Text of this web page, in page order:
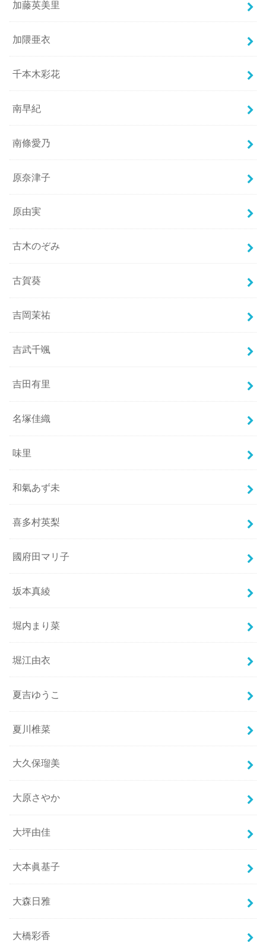
加藤英美里
加隈亜衣
千本木彩花
南早紀
南條愛乃
原奈津子
原由実
古木のぞみ
古賀葵
吉岡茉祐
吉武千颯
吉田有里
名塚佳織
味里
和氣あず未
喜多村英梨
國府田マリ子
坂本真綾
堀内まり菜
堀江由衣
夏吉ゆうこ
夏川椎菜
大久保瑠美
大原さやか
大坪由佳
大本眞基子
大森日雅
大橋彩香